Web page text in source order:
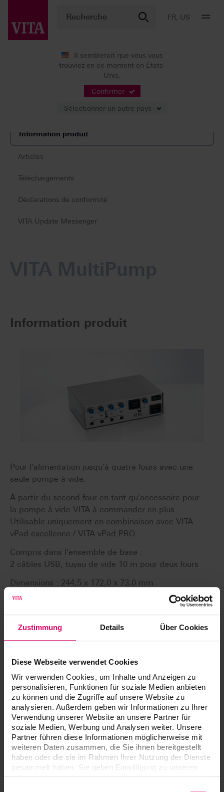
Zustimmung Details Über Cookies
Diese Webseite verwendet Cookies
Wir verwenden Cookies, um Inhalte und Anzeigen zu
personalisieren, Funktionen für soziale Medien anbieten
zu können und die Zugriffe auf unsere Website zu
analysieren. Außerdem geben wir Informationen zu Ihrer
Verwendung unserer Website an unsere Partner für
soziale Medien, Werbung und Analysen weiter. Unsere
Partner führen diese Informationen möglicherweise mit
weiteren Daten zusammen, die Sie ihnen bereitgestellt
haben oder die sie im Rahmen Ihrer Nutzung der Dienste
gesammelt haben. Sie geben Einwilligung zu unseren
FR, US
Il semblerait que vous vous
trouviez en ce moment en États-
Unis.
Confirmer
Sélectionner un autre pays
Protocole de cuisson
Information produit
Articles
Téléchargements
Déclarations de conformité
VITA Update Messenger
Information produit
Pour l'alimentation jusqu'à quatre fours avec une
seule pompe à vide.
À partir du second four en tant qu'accessoire pour
la pompe à vide VITA à commander en plus.
Utilisable uniquement en combinaison avec VITA
vPad excellence / VITA vPad PRO.
Compris dans l'ensemble de base :
2 câbles USB, tuyau de vide 10 m pour deux fours
Dimensions : 244,5 x 172,0 x 73,0 mm
Articles
VITA MultiPump
VITA MultiPump accessoires
Téléchargements